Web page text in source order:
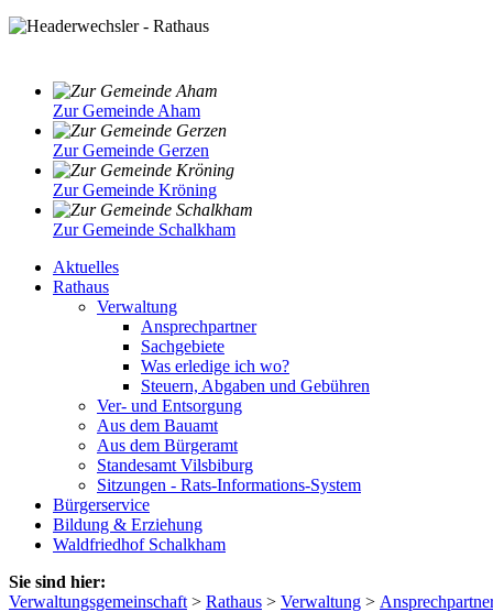
Zur Gemeinde Aham
Zur Gemeinde Gerzen
Zur Gemeinde Kröning
Zur Gemeinde Schalkham
Aktuelles
Rathaus
Verwaltung
Ansprechpartner
Sachgebiete
Was erledige ich wo?
Steuern, Abgaben und Gebühren
Ver- und Entsorgung
Aus dem Bauamt
Aus dem Bürgeramt
Standesamt Vilsbiburg
Sitzungen - Rats-Informations-System
Bürgerservice
Bildung & Erziehung
Waldfriedhof Schalkham
Sie sind hier:
Verwaltungsgemeinschaft > Rathaus > Verwaltung >